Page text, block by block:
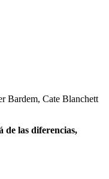
Bardem, Cate Blanchett
de las diferencias,